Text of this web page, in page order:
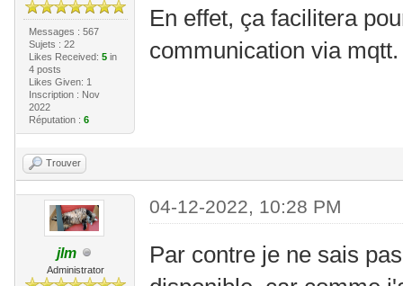
Messages : 567
Sujets : 22
Likes Received: 5in
4 posts
Likes Given: 1
Inscription : Nov
2022
Réputation : 6
En effet, ça facilitera
communication via
Trouver
jlm
Administrator
04-12-2022, 10:28 PM
Par contre je ne sais